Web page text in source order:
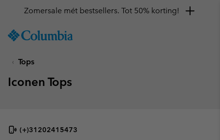
TO
SKIP
MAIN
SEARCH
Zomersale mét bestsellers. Tot 50% korting!
Tops
Iconen Tops
(+)31202415473